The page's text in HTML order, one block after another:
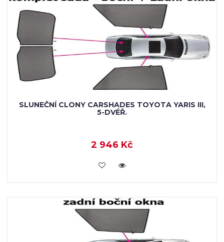
SLUNEČNÍ CLONY CARSHADES TOYOTA YARIS III,
5-DVÉŘ.
2 946 Kč
KOUPIT